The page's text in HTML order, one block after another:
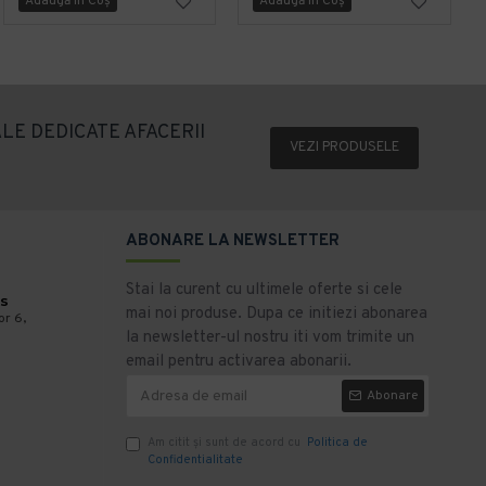
DEDICATE AFACERII
VEZI PRODUSELE
6,
ABONARE LA NEWSLETTER
Stai la curent cu ultimele oferte si cele
mai noi produse. Dupa ce initiezi abonarea
la newsletter-ul nostru iti vom trimite un
email pentru activarea abonarii.
Abonare
Am citit şi sunt de acord cu Politica de
Confidentialitate